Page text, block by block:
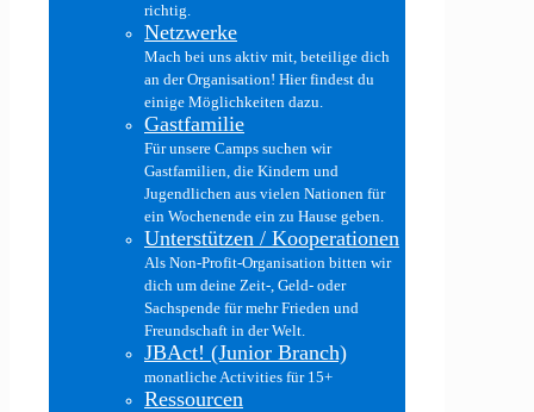
richtig.
Netzwerke
Mach bei uns aktiv mit, beteilige dich
an der Organisation! Hier findest du
einige Möglichkeiten dazu.
Gastfamilie
Für unsere Camps suchen wir
Gastfamilien, die Kindern und
Jugendlichen aus vielen Nationen für
ein Wochenende ein zu Hause geben.
Unterstützen / Kooperationen
Als Non-Profit-Organisation bitten wir
dich um deine Zeit-, Geld- oder
Sachspende für mehr Frieden und
Freundschaft in der Welt.
JBAct! (Junior Branch)
monatliche Activities für 15+
Ressourcen